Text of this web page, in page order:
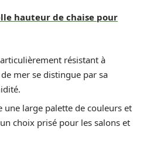
hauteur de chaise pour
résistant à
mer se distingue par sa
une large palette de couleurs et
choix prisé pour les salons et